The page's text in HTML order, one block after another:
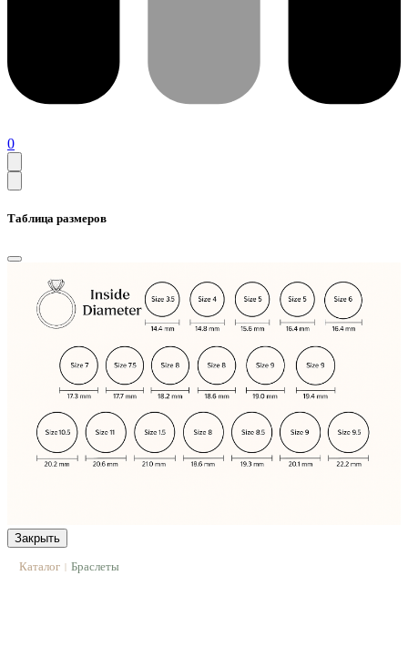
0
Таблица размеров
Закрыть
Каталог | Браслеты